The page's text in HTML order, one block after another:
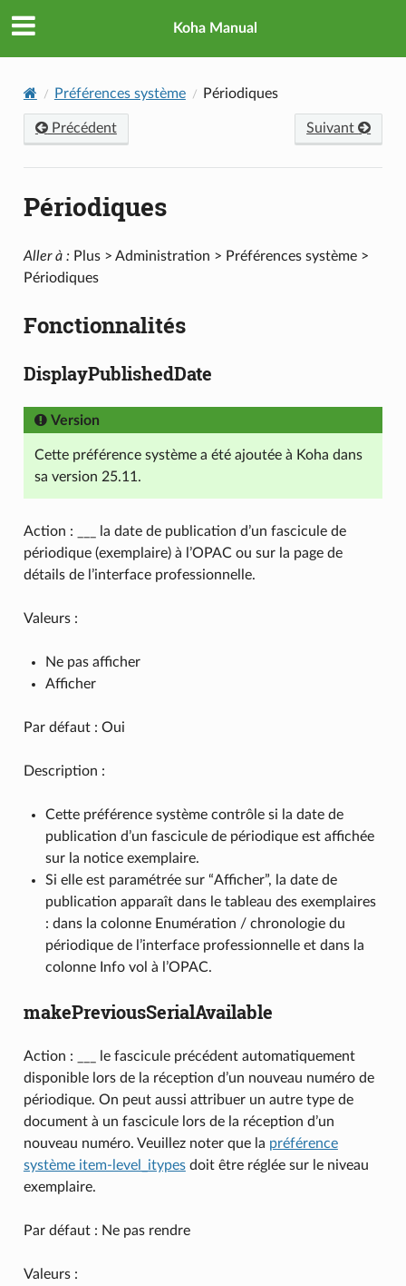
Koha Manual
Préférences système Périodiques
Précédent Suivant
Périodiques
Aller à :Plus > Administration > Préférences système >
Périodiques
Fonctionnalités
DisplayPublishedDate
Version
Cette préférence système a été ajoutée à Koha dans
sa version 25.11.
Action : ___ la date de publication d’un fascicule de
périodique (exemplaire) à l’OPAC ou sur la page de
détails de l’interface professionnelle.
Valeurs :
Ne pas afficher
Afficher
Par défaut : Oui
Description :
Cette préférence système contrôle si la date de
publication d’un fascicule de périodique est affichée
sur la notice exemplaire.
Si elle est paramétrée sur “Afficher”, la date de
publication apparaît dans le tableau des exemplaires
: dans la colonne Enumération / chronologie du
périodique de l’interface professionnelle et dans la
colonne Info vol à l’OPAC.
makePreviousSerialAvailable
Action : ___ le fascicule précédent automatiquement
disponible lors de la réception d’un nouveau numéro de
périodique. On peut aussi attribuer un autre type de
document à un fascicule lors de la réception d’un
nouveau numéro. Veuillez noter que la préférence
système item-level_itypesdoit être réglée sur le niveau
exemplaire.
Par défaut : Ne pas rendre
Valeurs :